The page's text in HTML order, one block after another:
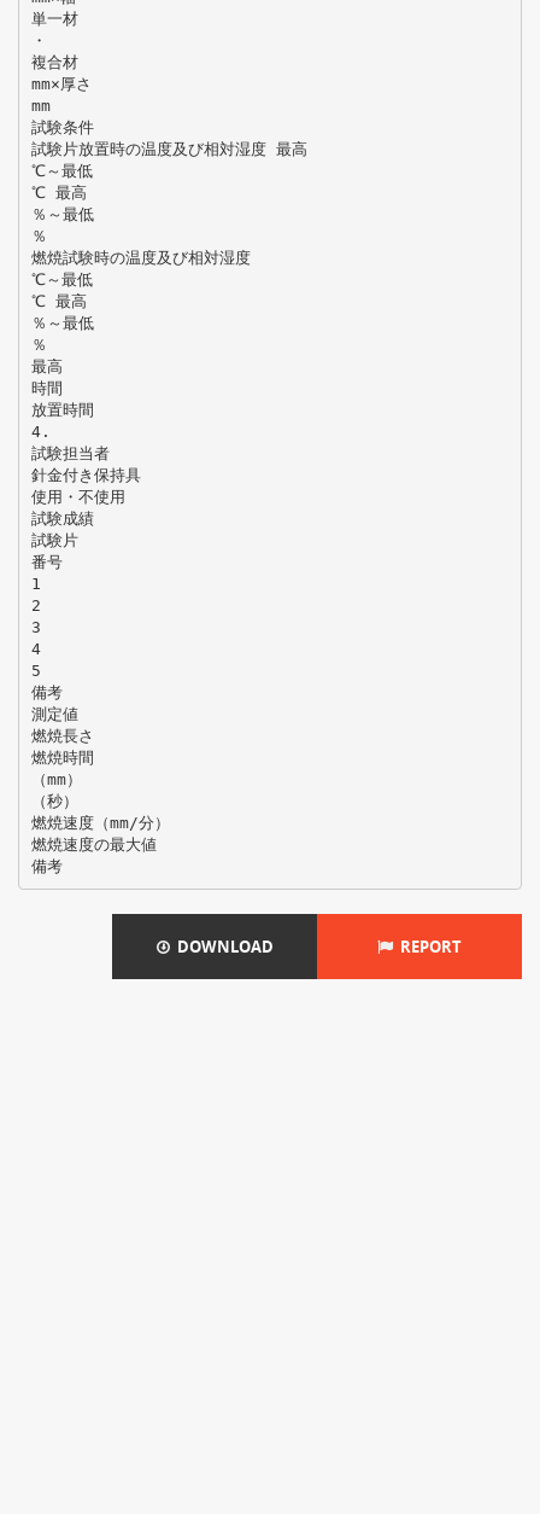
単一材
・
複合材
mm×厚さ
mm
試験条件
試験片放置時の温度及び相対湿度 最高
℃～最低
℃ 最高
％～最低
％
燃焼試験時の温度及び相対湿度
℃～最低
℃ 最高
％～最低
％
最高
時間
放置時間
4.
試験担当者
針金付き保持具
使用・不使用
試験成績
試験片
番号
1
2
3
4
5
備考
測定値
燃焼長さ
燃焼時間
（mm）
（秒）
燃焼速度（mm/分）
燃焼速度の最大値
備考
DOWNLOAD REPORT